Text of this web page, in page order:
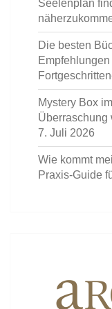
Seelenplan
Die besten
Mystery Box
Überraschung
7. Juli 2026
Wie kommt
Praxis-Guide